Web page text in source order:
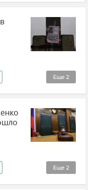
Еще 2
Еще 2